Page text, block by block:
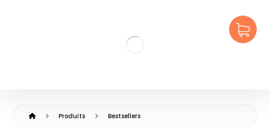
Produits Bestsellers